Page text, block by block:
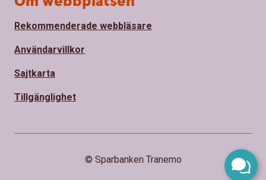
Rekommenderade webbläsare
Användarvillkor
Sajtkarta
Tillgänglighet
© Sparbanken Tranemo